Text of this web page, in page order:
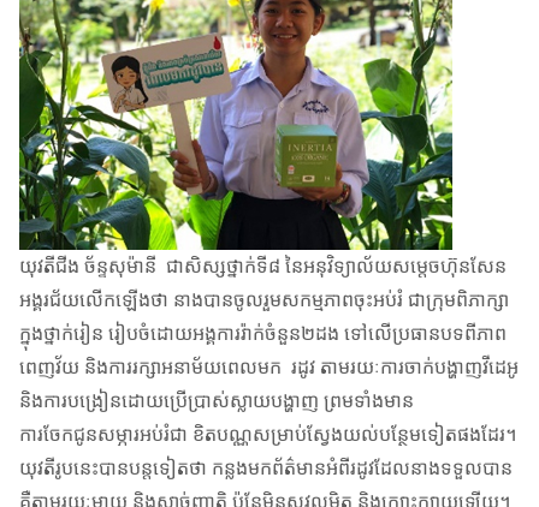
យុវតីជីង ច័ន្ទសុម៉ានី ជាសិស្សថ្នាក់ទី៨ នៃអនុវិទ្យាល័យសម្តេចហ៊ុនសែន
អង្គរជ័យលើកឡើងថា នាងបានចូលរួមសកម្មភាពចុះអប់រំ ជាក្រុមពិភាក្សា
ក្នុងថ្នាក់រៀន រៀបចំដោយអង្គការរ៉ាក់ចំនួន២ដង ទៅលើប្រធានបទពីភាព
ពេញវ័យ និងការរក្សាអនាម័យពេលមក រដូវ តាមរយៈការចាក់បង្ហាញវីដេអូ
និងការបង្រៀនដោយប្រើប្រាស់ស្លាយបង្ហាញ ព្រមទាំងមាន
ការចែកជូនសម្ភារអប់រំជា ខិតបណ្ណសម្រាប់ស្វែងយល់បន្ថែមទៀតផងដែរ។
យុវតីរូបនេះបានបន្តទៀតថា កន្លងមកព័ត៌មានអំពីរដូវដែលនាងទទួលបាន